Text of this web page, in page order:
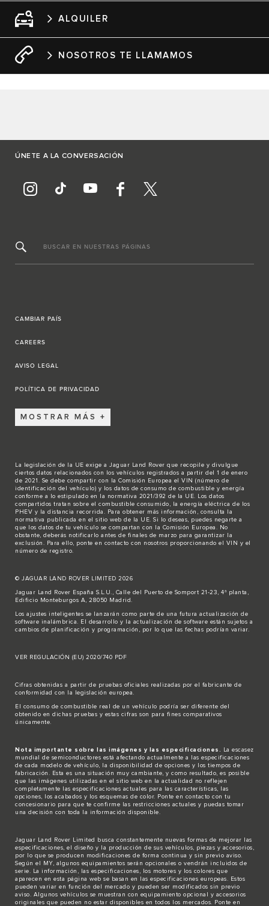
ALQUILER
NOSOTROS TE LLAMAMOS
ÚNETE A LA CONVERSACIÓN
BUSCAR EN NUESTRAS PÁGINAS
CAMBIAR PAÍS
CAREERS
AVISO LEGAL
POLÍTICA DE PRIVACIDAD
MOSTRAR MÁS
La legislación de la UE exige a Jaguar Land Rover que recopile y divulgue
ciertos datos relacionados con los vehículos registrados a partir del 1 de enero
de 2021. Se debe compartir con la Comisión Europea el VIN (número de
identificación del vehículo) y los datos de consumo de combustible y energía
conforme a lo estipulado en la normativa 2021/392 de la UE. Los datos
compartidos tratan sobre el combustible consumido, la energía eléctrica de los
PHEV y la distancia recorrida. Para obtener más información, consulta la
normativa publicada en el sitio web de la UE . Si lo deseas, puedes negarte a
que los datos de tu vehículo se compartan con la Comisión Europea. No
obstante, deberás notificarlo antes de finales de marzo para garantizar la
exclusión. Para ello, ponte en contacto con nosotros proporcionando el VIN y el
número de registro.
© JAGUAR LAND ROVER LIMITED 2026
Jaguar Land Rover España S.L.U., Calle del Puerto de Somport 21-23, 4ª planta,
Edificio Monteburgos A, 28050 Madrid.
Los ajustes inteligentes se lanzarán como parte de una futura actualización de
software inalámbrica. El desarrollo y la actualización de software están sujetos a
cambios de planificación y programación, por lo que las fechas podrían variar.
VER REGULACIÓN (EU) 2020/740 PDF
Cifras obtenidas a partir de pruebas oficiales realizadas por el fabricante de
conformidad con la legislación europea.
El consumo de combustible real de un vehículo podría ser diferente del
obtenido en dichas pruebas y estas cifras son para fines comparativos
únicamente.
Nota importante sobre las imágenes y las especificaciones.
La escasez
mundial de semiconductores está afectando actualmente a las especificaciones
de cada modelo de vehículo, la disponibilidad de opciones y los tiempos de
fabricación. Esta es una situación muy cambiante, y como resultado, es posible
que las imágenes utilizadas en el sitio web en la actualidad no reflejen
completamente las especificaciones actuales para las características, las
opciones, los acabados y los esquemas de color. Ponte en contacto con tu
concesionario para que te confirme las restricciones actuales y puedas tomar
una decisión con toda la información disponible.
Jaguar Land Rover Limited busca constantemente nuevas formas de mejorar las
especificaciones, el diseño y la producción de sus vehículos, piezas y accesorios,
por lo que se producen modificaciones de forma continua y sin previo aviso.
Según el MY, algunos equipamientos serán opcionales o vendrán incluidos de
serie. La información, las especificaciones, los motores y los colores que
aparecen en esta página web se basan en las especificaciones europeas. Estos
pueden variar en función del mercado y pueden ser modificados sin previo
aviso. Algunos vehículos se muestran con equipamiento opcional y accesorios
originales que pueden no estar disponibles en todos los mercados. Ponte en